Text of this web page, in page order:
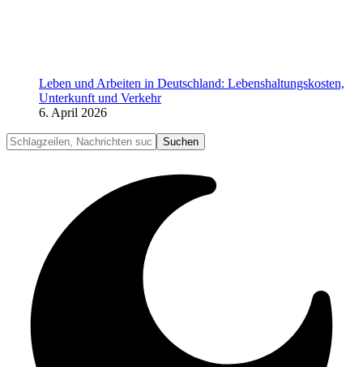
Leben und Arbeiten in Deutschland: Lebenshaltungskosten,
Unterkunft und Verkehr
6. April 2026